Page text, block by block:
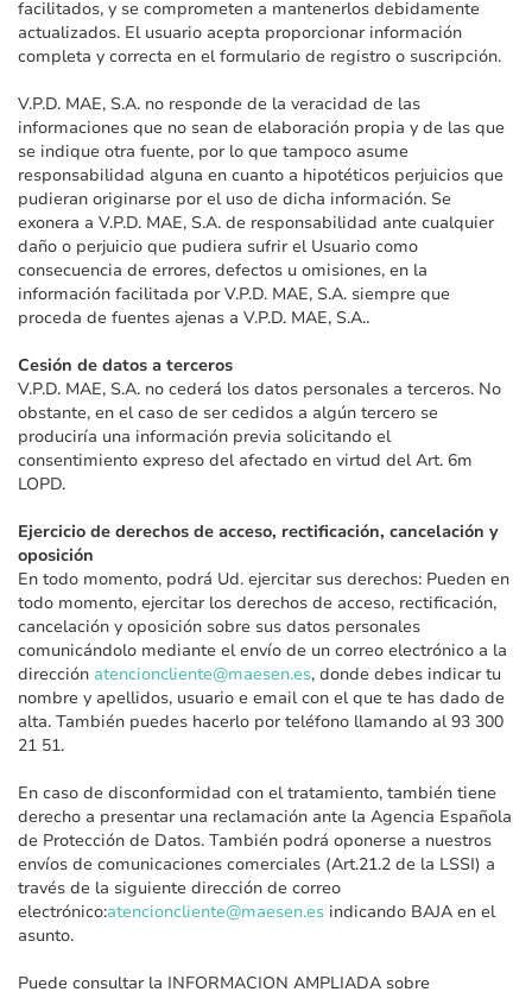
facilitados, y se comprometen a mantenerlos debidamente
actualizados. El usuario acepta proporcionar información
completa y correcta en el formulario de registro o suscripción.
V.P.D. MAE, S.A. no responde de la veracidad de las
informaciones que no sean de elaboración propia y de las que
se indique otra fuente, por lo que tampoco asume
responsabilidad alguna en cuanto a hipotéticos perjuicios que
pudieran originarse por el uso de dicha información. Se
exonera a V.P.D. MAE, S.A. de responsabilidad ante cualquier
daño o perjuicio que pudiera sufrir el Usuario como
consecuencia de errores, defectos u omisiones, en la
información facilitada por V.P.D. MAE, S.A. siempre que
proceda de fuentes ajenas a V.P.D. MAE, S.A..
Cesión de datos a terceros
V.P.D. MAE, S.A. no cederá los datos personales a terceros. No
obstante, en el caso de ser cedidos a algún tercero se
produciría una información previa solicitando el
consentimiento expreso del afectado en virtud del Art. 6m
LOPD.
Ejercicio de derechos de acceso, rectificación, cancelación y
oposición
En todo momento, podrá Ud. ejercitar sus derechos: Pueden en
todo momento, ejercitar los derechos de acceso, rectificación,
cancelación y oposición sobre sus datos personales
comunicándolo mediante el envío de un correo electrónico a la
dirección atencioncliente@maesen.es, donde debes indicar tu
nombre y apellidos, usuario e email con el que te has dado de
alta. También puedes hacerlo por teléfono llamando al 93 300
21 51.
En caso de disconformidad con el tratamiento, también tiene
derecho a presentar una reclamación ante la Agencia Española
de Protección de Datos. También podrá oponerse a nuestros
envíos de comunicaciones comerciales (Art.21.2 de la LSSI) a
través de la siguiente dirección de correo
electrónico:atencioncliente@maesen.es indicando BAJA en el
asunto.
Puede consultar la INFORMACION AMPLIADA sobre